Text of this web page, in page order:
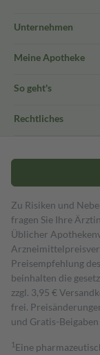
Unternehmen
Meine Apotheke
So geht's
Rechtliches
Zu Risiken und
fragen Sie Ihre
Üblicher
Preisempfehlung
beinhalten die
zzgl. 3,95 €
frei.
und Gratis-
1 Eine